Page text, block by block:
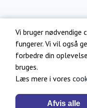
Vi bruger nødvendige
fungerer. Vi vil også
forbedre din
bruges.
Læs mere i vores
Afvis alle